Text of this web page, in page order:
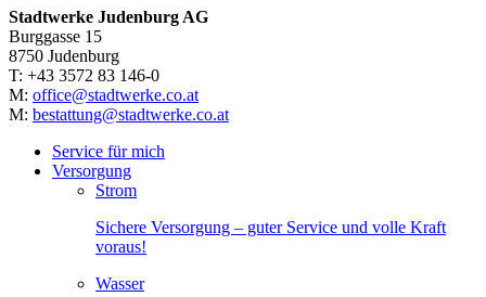
Stadtwerke Judenburg AG
Burggasse 15
8750 Judenburg
T: +43 3572 83 146-0
M: office@stadtwerke.co.at
M: bestattung@stadtwerke.co.at
Service für mich
Versorgung
Strom
Sichere Versorgung – guter Service und volle Kraft
voraus!
Wasser